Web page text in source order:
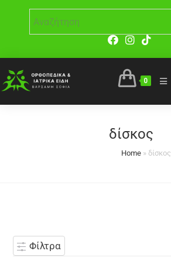
0
δίσκος
Home» δίσκος
Φίλτρα